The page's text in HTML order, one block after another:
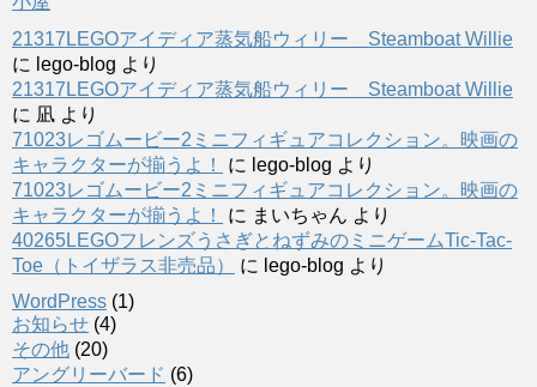
21317LEGOアイディア蒸気船ウィリー Steamboat Willie
に lego-blog より
21317LEGOアイディア蒸気船ウィリー Steamboat Willie
に 凪 より
71023レゴムービー2ミニフィギュアコレクション。映画の
キャラクターが揃うよ！
に lego-blog より
71023レゴムービー2ミニフィギュアコレクション。映画の
キャラクターが揃うよ！
に まいちゃん より
40265LEGOフレンズうさぎとねずみのミニゲームTic-Tac-
Toe（トイザラス非売品）
に lego-blog より
WordPress (1)
お知らせ (4)
その他 (20)
アングリーバード (6)